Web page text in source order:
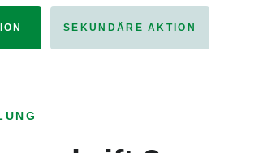
SEKUNDÄRE AKTION